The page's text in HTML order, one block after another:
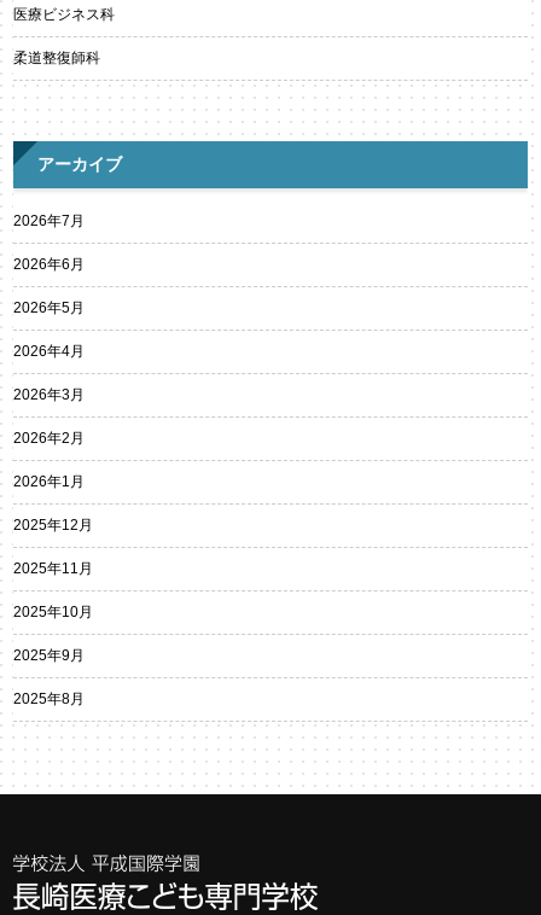
医療ビジネス科
柔道整復師科
アーカイブ
2026年7月
2026年6月
2026年5月
2026年4月
2026年3月
2026年2月
2026年1月
2025年12月
2025年11月
2025年10月
2025年9月
2025年8月